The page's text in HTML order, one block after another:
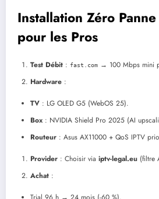
Installation Zéro
pour les Pros
Test Débit : fast.com → 100 Mbps mini
Hardware :
TV : LG OLED G5 (WebOS 25).
Box : NVIDIA Shield Pro 2025 (AI
Routeur : Asus AX11000 + QoS IPTV
Provider : Choisir via iptv-legal.eu (filtre
Achat :